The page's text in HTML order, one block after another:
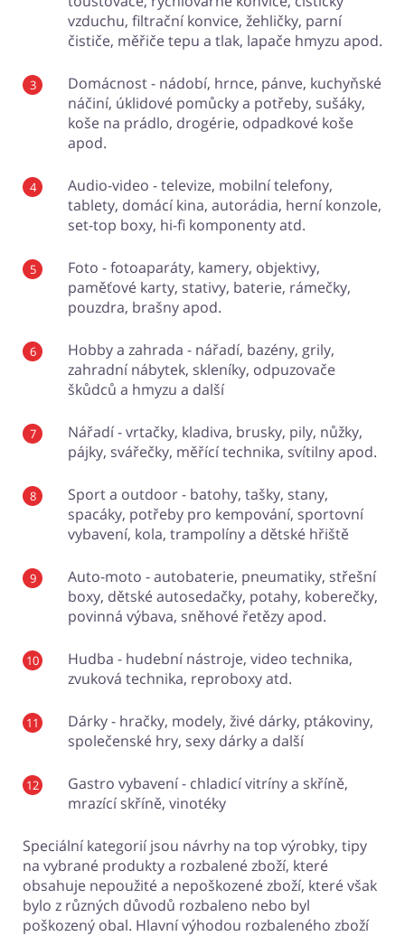
vzduchu, filtrační konvice, žehličky, parní
čističe, měřiče tepu a tlak, lapače hmyzu apod.
Domácnost - nádobí, hrnce, pánve, kuchyňské
náčiní, úklidové pomůcky a potřeby, sušáky,
koše na prádlo, drogérie, odpadkové koše
apod.
Audio-video - televize, mobilní telefony,
tablety, domácí kina, autorádia, herní konzole,
set-top boxy, hi-fi komponenty atd.
Foto - fotoaparáty, kamery, objektivy,
paměťové karty, stativy, baterie, rámečky,
pouzdra, brašny apod.
Hobby a zahrada - nářadí, bazény, grily,
zahradní nábytek, skleníky, odpuzovače
škůdců a hmyzu a další
Nářadí - vrtačky, kladiva, brusky, pily, nůžky,
pájky, svářečky, měřící technika, svítilny apod.
Sport a outdoor - batohy, tašky, stany,
spacáky, potřeby pro kempování, sportovní
vybavení, kola, trampolíny a dětské hřiště
Auto-moto - autobaterie, pneumatiky, střešní
boxy, dětské autosedačky, potahy, koberečky,
povinná výbava, sněhové řetězy apod.
Hudba - hudební nástroje, video technika,
zvuková technika, reproboxy atd.
Dárky - hračky, modely, živé dárky, ptákoviny,
společenské hry, sexy dárky a další
Gastro vybavení - chladicí vitríny a skříně,
mrazící skříně, vinotéky
Speciální kategorií jsou návrhy na top výrobky, tipy
na vybrané produkty a rozbalené zboží, které
obsahuje nepoužité a nepoškozené zboží, které však
bylo z různých důvodů rozbaleno nebo byl
poškozený obal. Hlavní výhodou rozbaleného zboží